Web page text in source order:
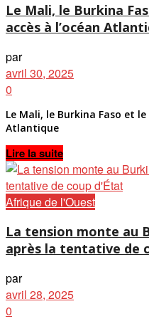
Le Mali, le Burkina
accès à l’océan
par
avril 30, 2025
0
Le Mali, le Burkina Faso et
Atlantique
Lire la suiteDetails
Afrique de l'Ouest
La tension monte au
après la tentative de
par
avril 28, 2025
0